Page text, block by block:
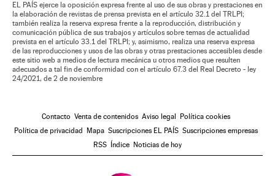
EL PAÍS ejerce la oposición expresa frente al uso de sus obras y prestaciones en
la elaboración de revistas de prensa prevista en el artículo 32.1 del TRLPI;
también realiza la reserva expresa frente a la reproducción, distribución y
comunicación pública de sus trabajos y artículos sobre temas de actualidad
prevista en el artículo 33.1 del TRLPI; y, asimismo, realiza una reserva expresa
de las reproducciones y usos de las obras y otras prestaciones accesibles desde
este sitio web a medios de lectura mecánica u otros medios que resulten
adecuados a tal fin de conformidad con el artículo 67.3 del Real Decreto - ley
24/2021, de 2 de noviembre
Contacto Venta de contenidos Aviso legal
Política cookies
Política de privacidad
Mapa Suscripciones EL PAÍS Suscripciones empresas
RSS
Índice Noticias de hoy